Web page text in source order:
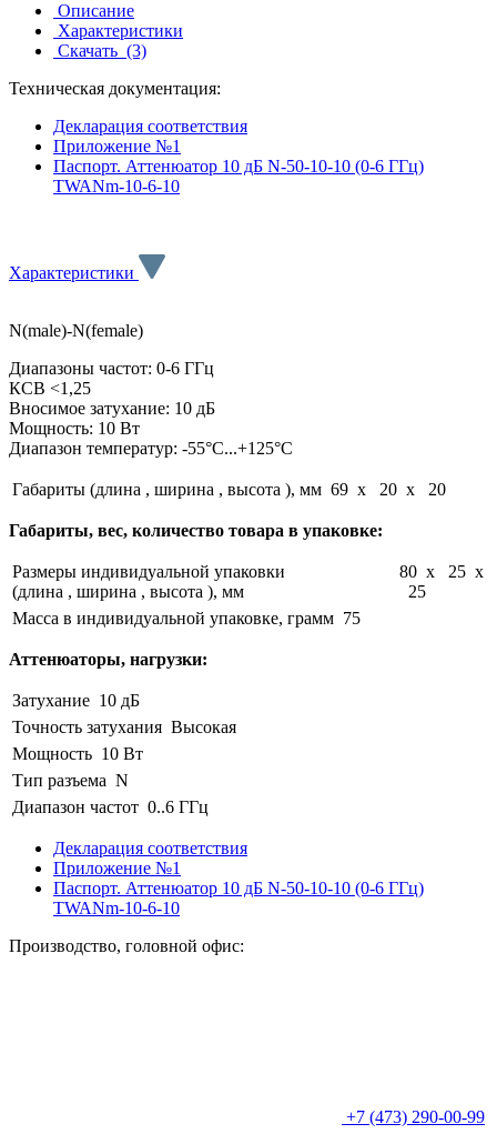
Описание
Характеристики
Скачать (3)
Техническая документация:
Декларация соответствия
Приложение №1
Паспорт. Аттенюатор 10 дБ N-50-10-10 (0-6 ГГц)
TWANm-10-6-10
Характеристики
N(male)-N(female)
Диапазоны частот: 0-6 ГГц
КСВ <1,25
Вносимое затухание: 10 дБ
Мощность: 10 Вт
Диапазон температур: -55°C...+125°C
Габариты (длина , ширина , высота ), мм 69 x 20 x 20
Габариты, вес, количество товара в упаковке:
Размеры индивидуальной упаковки
(длина , ширина , высота ), мм
80 x 25 x
25
Масса в индивидуальной упаковке, грамм 75
Аттенюаторы, нагрузки:
Затухание 10 дБ
Точность затухания Высокая
Мощность 10 Вт
Тип разъема N
Диапазон частот 0..6 ГГц
Декларация соответствия
Приложение №1
Паспорт. Аттенюатор 10 дБ N-50-10-10 (0-6 ГГц)
TWANm-10-6-10
Производство, головной офис:
+7 (473) 290-00-99